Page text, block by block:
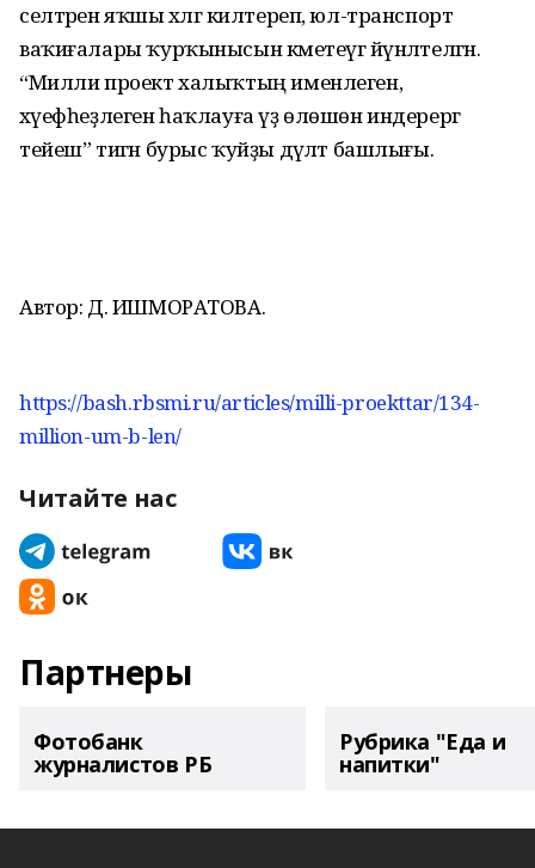
селтәрен яҡшы хәлгә килтереп, юл-транспорт
ваҡиғалары ҡурҡынысын кәметеүгә йүнәлтелгән.
“Милли проект халыҡтың именлеген,
хәүефһеҙлеген һаҡлауға үҙ өлөшөн индерергә
тейеш” тигән бурыс ҡуйҙы дәүләт башлығы.
Автор: Д. ИШМОРАТОВА.
https://bash.rbsmi.ru/articles/milli-proekttar/134-
million-um-b-len/
Читайте нас
Партнеры
Фотобанк
журналистов РБ
Рубрика "Еда и
напитки"